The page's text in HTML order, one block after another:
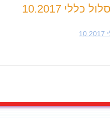
10.2017